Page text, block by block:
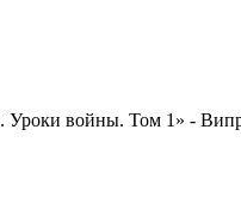
войны. Том 1» -